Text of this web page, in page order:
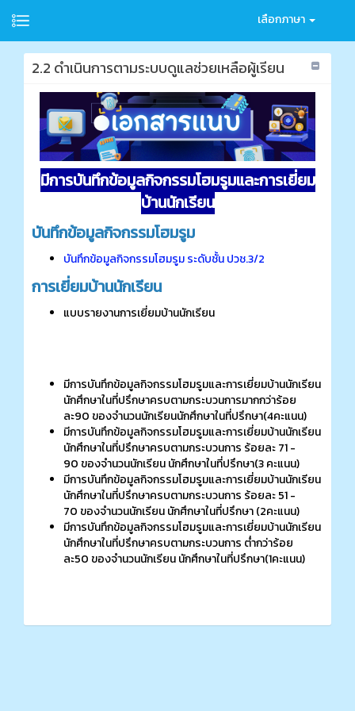
เลือกภาษา
2.2 ดำเนินการตามระบบดูแลช่วยเหลือผู้เรียน
มีการบันทึกข้อมูลกิจกรรมโฮมรูมและการเยี่ยม
บ้านนักเรียน
บันทึกข้อมูลกิจกรรมโฮมรูม
บันทึกข้อมูลกิจกรรมโฮมรูม ระดับชั้น ปวช.3/2
การเยี่ยมบ้านนักเรียน
แบบรายงานการเยี่ยมบ้านนักเรียน
มีการบันทึกข้อมูลกิจกรรมโฮมรูมและการเยี่ยมบ้านนักเรียน
นักศึกษาในที่ปรึกษาครบตามกระบวนการมากกว่าร้อย
ละ90 ของจำนวนนักเรียนนักศึกษาในที่ปรึกษา(4คะแนน)
มีการบันทึกข้อมูลกิจกรรมโฮมรูมและการเยี่ยมบ้านนักเรียน
นักศึกษาในที่ปรึกษาครบตามกระบวนการ ร้อยละ 71 -
90 ของจำนวนนักเรียน นักศึกษาในที่ปรึกษา(3 คะแนน)
มีการบันทึกข้อมูลกิจกรรมโฮมรูมและการเยี่ยมบ้านนักเรียน
นักศึกษาในที่ปรึกษาครบตามกระบวนการ ร้อยละ 51 -
70 ของจำนวนนักเรียน นักศึกษาในที่ปรึกษา (2คะแนน)
มีการบันทึกข้อมูลกิจกรรมโฮมรูมและการเยี่ยมบ้านนักเรียน
นักศึกษาในที่ปรึกษาครบตามกระบวนการ ต่ำกว่าร้อย
ละ50 ของจำนวนนักเรียน นักศึกษาในที่ปรึกษา(1คะแนน)